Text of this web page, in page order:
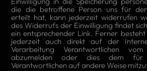
die die betroffene Person uns für
erteilt hat, kann jederzeit widerrufen
des Widerrufs der Einwilligung findet
ein entsprechender Link. Ferner
jederzeit auch direkt auf der
Verarbeitung Verantwortlichen vom
abzumelden oder dies dem für
Verantwortlichen auf andere Weise